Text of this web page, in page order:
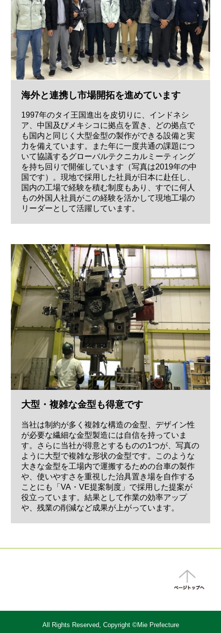
海外と連携し市場開拓を進めています
1997年のタイ王国進出を皮切りに、インドネシ
ア、中国及びメキシコに拠点を置き、どの拠点で
も国内と同じく大型金型の製作ができる設備と実
力を備えています。また年に一度共通の課題につ
いて協議するグローバルテクニカルミーティング
を持ち回りで開催しています（写真は2019年の中
国です）。現地で採用した社員が日本に赴任し、
国内の工場で経験を積む制度もあり、すでに何人
もの外国人社員がこの経験を活かして現地工場の
リーダーとして活躍しています。
大型・複雑な金型も得意です
当社は制約が多く複雑な構造の金型、デザイン性
が必要な繊細な金型製造には自信を持っていま
す。さらに当社が得意とするものの1つが、写真の
ように大型で複雑な形状の金型です。このような
大きな金型を工場内で運搬するための台車の製作
や、使いやすさを重視した治具置き場を自作する
ことにも「VA・VE提案制度」で採用した提案が
役立っています。結果として作業の効率アップ
や、残業の削減など成果が上がっています。
All Rights Reserved, Copyright ©Mie Prefecture